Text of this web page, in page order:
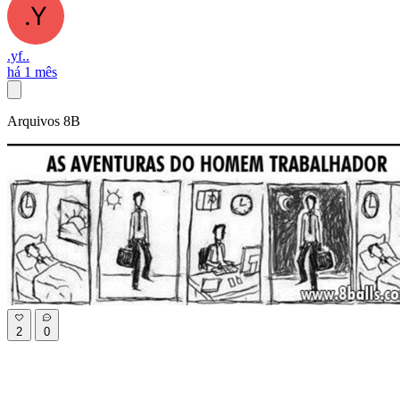
.yf..
há 1 mês
Arquivos 8B
2 0